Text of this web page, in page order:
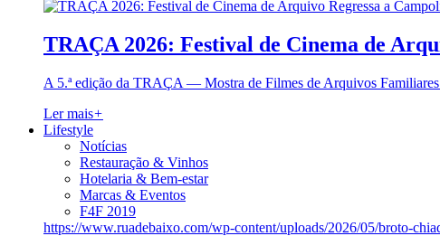
TRAÇA 2026: Festival de Cinema de
A 5.ª edição da TRAÇA — Mostra de Filmes de Arquivos Familiares
Ler mais+
Lifestyle
Notícias
Restauração & Vinhos
Hotelaria & Bem-estar
Marcas & Eventos
F4F 2019
https://www.ruadebaixo.com/wp-content/uploads/2026/05/broto-